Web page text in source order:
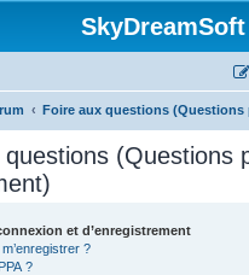
SkyDreamSoft
Foire aux questions (Questions
questions (Questions
et d’enregistrement
?
?